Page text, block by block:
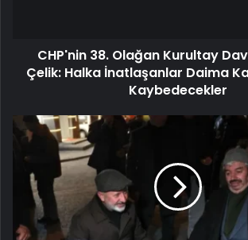
CHP'nin 38. Olağan Kurultay
Çelik: Halka İnatlaşanlar Daima
Kaybedecekler